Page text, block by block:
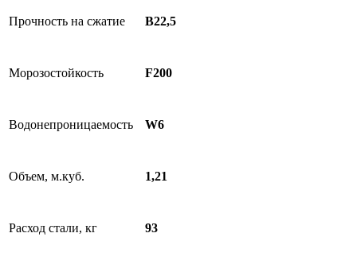
Прочность на сжатие В22,5
Морозостойкость F200
Водонепроницаемость W6
Объем, м.куб. 1,21
Расход стали, кг 93